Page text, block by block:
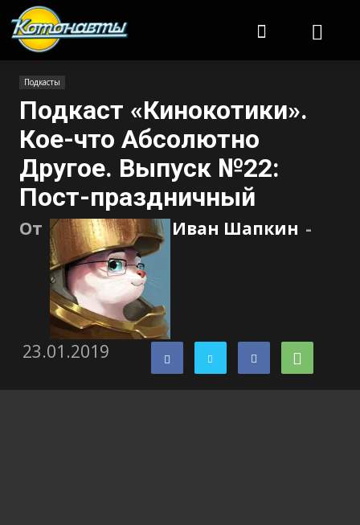
Подкасты
Подкаст «Кинокотики».
Кое-что Абсолютно
Другое. Выпуск №22:
Пост-праздничный
От Иван Шапкин -
23.01.2019